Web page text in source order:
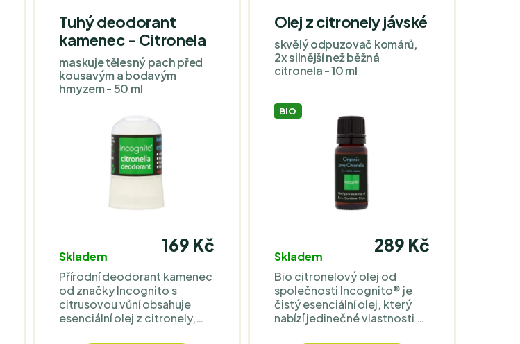
Tuhý deodorant
kamenec - Citronela
maskuje tělesný pach před
kousavým a bodavým
hmyzem - 50 ml
Skladem
169 Kč
Přírodní deodorant kamenec
od značky Incognito s
citrusovou vůní obsahuje
esenciální olej z citronely,
Olej z citronely jávské
skvělý odpuzovač komárů,
2x silnější než běžná
citronela - 10 ml
BIO
Skladem
289 Kč
Bio citronelový olej od
společnosti Incognito® je
čistý esenciální olej, který
nabízí jedinečné vlastnosti a